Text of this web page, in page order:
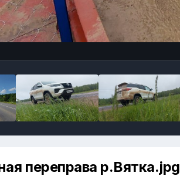
переправа р.Вятка.jpg